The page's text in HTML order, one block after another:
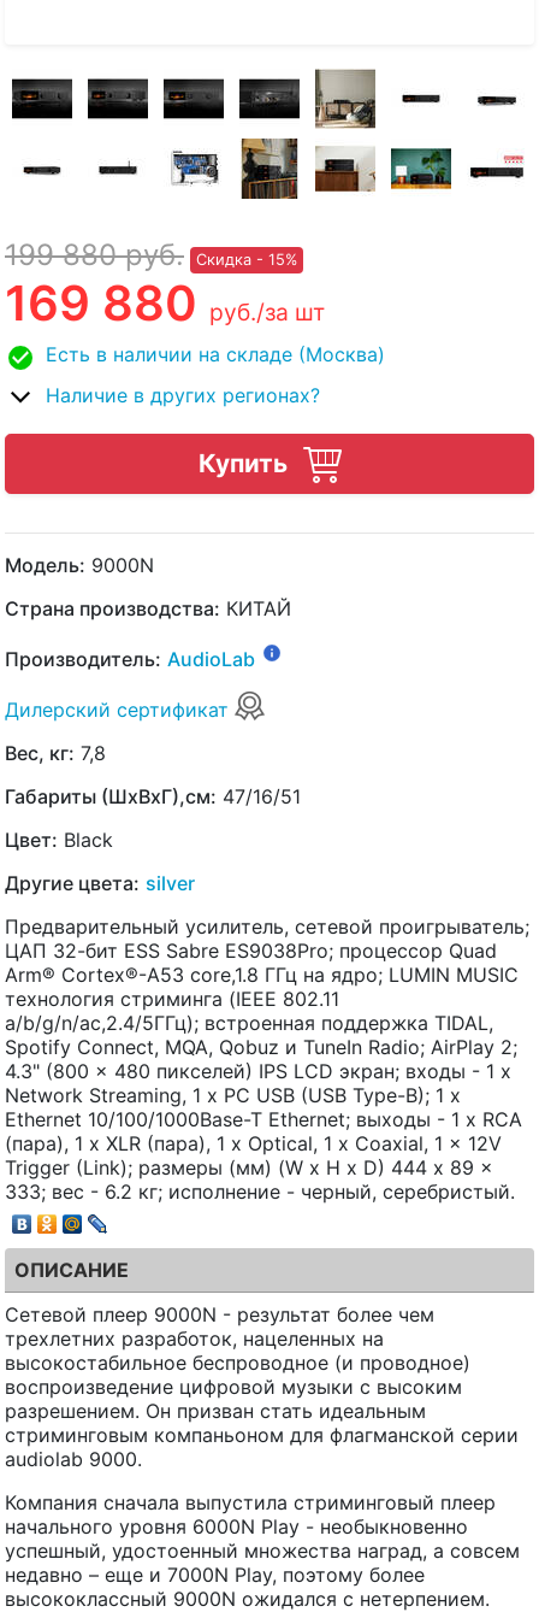
199 880руб. Скидка - 15%
169 880 руб./за шт
Есть в наличии на складе (Москва)
Наличие в других регионах?
Купить
Модель: 9000N
Страна производства: КИТАЙ
Производитель: AudioLab
Дилерский сертификат
Вес, кг: 7,8
Габариты (ШхВхГ),см: 47/16/51
Цвет: Black
Другие цвета: silver
Предварительный усилитель, сетевой проигрыватель;
ЦАП 32-бит ESS Sabre ES9038Pro; процессор Quad
Arm® Cortex®-A53 core,1.8 ГГц на ядро; LUMIN MUSIC
технология стриминга (IEEE 802.11
a/b/g/n/ac,2.4/5ГГц); встроенная поддержка TIDAL,
Spotify Connect, MQA, Qobuz и TuneIn Radio; AirPlay 2;
4.3" (800 x 480 пикселей) IPS LCD экран; входы - 1 x
Network Streaming, 1 x PC USB (USB Type-B); 1 x
Ethernet 10/100/1000Base-T Ethernet; выходы - 1 x RCA
(пара), 1 x XLR (пара), 1 x Optical, 1 x Coaxial, 1 x 12V
Trigger (Link); размеры (мм) (W x H x D) 444 x 89 x
333; вес - 6.2 кг; исполнение - черный, серебристый.
ОПИСАНИЕ
Сетевой плеер 9000N - результат более чем
трехлетних разработок, нацеленных на
высокостабильное беспроводное (и проводное)
воспроизведение цифровой музыки с высоким
разрешением. Он призван стать идеальным
стриминговым компаньоном для флагманской серии
audiolab 9000.
Компания сначала выпустила стриминговый плеер
начального уровня 6000N Play - необыкновенно
успешный, удостоенный множества наград, а совсем
недавно – еще и 7000N Play, поэтому более
высококлассный 9000N ожидался с нетерпением.